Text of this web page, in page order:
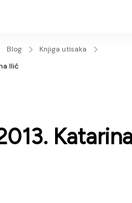
Blog
Knjiga utisaka
Ilić